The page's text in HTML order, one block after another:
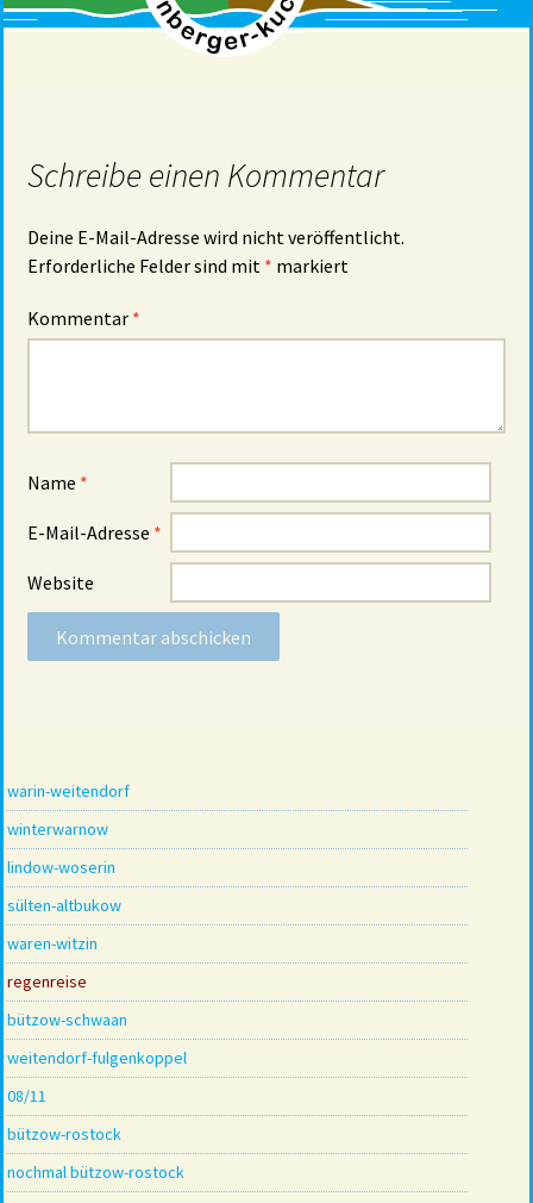
Schreibe einen Kommentar
Deine E-Mail-Adresse wird nicht veröffentlicht.
Erforderliche Felder sind mit * markiert
Kommentar *
Name *
E-Mail-Adresse *
Website
warin-weitendorf
winterwarnow
lindow-woserin
sülten-altbukow
waren-witzin
regenreise
bützow-schwaan
weitendorf-fulgenkoppel
08/11
bützow-rostock
nochmal bützow-rostock